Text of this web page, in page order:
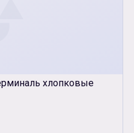
хлопковые